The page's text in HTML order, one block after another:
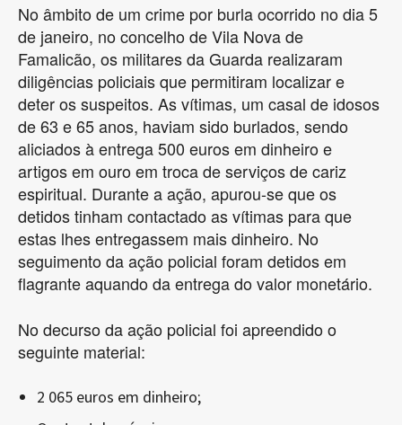
No âmbito de um crime por burla ocorrido no dia 5
de janeiro, no concelho de Vila Nova de
Famalicão, os militares da Guarda realizaram
diligências policiais que permitiram localizar e
deter os suspeitos. As vítimas, um casal de idosos
de 63 e 65 anos, haviam sido burlados, sendo
aliciados à entrega 500 euros em dinheiro e
artigos em ouro em troca de serviços de cariz
espiritual. Durante a ação, apurou-se que os
detidos tinham contactado as vítimas para que
estas lhes entregassem mais dinheiro. No
seguimento da ação policial foram detidos em
flagrante aquando da entrega do valor monetário.
No decurso da ação policial foi apreendido o
seguinte material:
2 065 euros em dinheiro;